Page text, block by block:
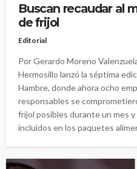
Buscan recaudar al
de frijol
Editorial
Por Gerardo Moreno
Hermosillo lanzó la séptima
Hambre, donde ahora ocho
responsables se
frijol posibles durante un mes y
incluidos en los paquetes